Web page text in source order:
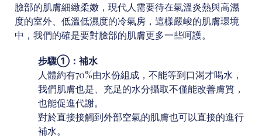
臉部的肌膚細緻柔嫩，現代人需要待在氣溫炎熱與高濕
度的室外、低溫低濕度的冷氣房，這樣嚴峻的肌膚環境
中，我們的確是要對臉部的肌膚更多一些呵護。
步驟①： 補水
人體約有70%由水份組成，不能等到口渴才喝水，
我們肌膚也是、充足的水分攝取不僅能改善膚質，
也能促進代謝。
對於直接接觸到外部空氣的肌膚也可以直接的進行
補水。